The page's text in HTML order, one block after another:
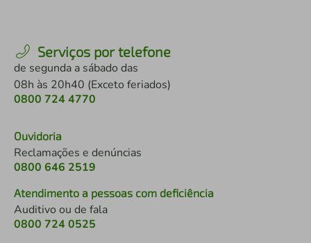
Serviços por telefone
de segunda a sábado das
08h às 20h40 (Exceto feriados)
0800 724 4770
Ouvidoria
Reclamações e denúncias
0800 646 2519
Atendimento a pessoas com deficiência
Auditivo ou de fala
0800 724 0525